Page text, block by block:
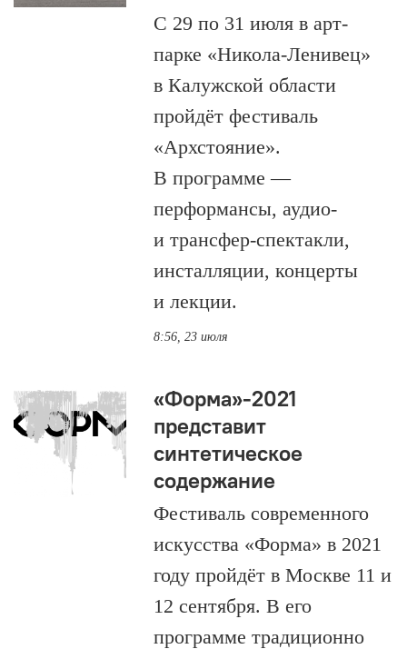
С 29 по 31 июля в арт-
парке «Никола-Ленивец»
в Калужской области
пройдёт фестиваль
«Архстояние».
В программе —
перформансы, аудио-
и трансфер-спектакли,
инсталляции, концерты
и лекции.
8:56, 23 июля
«Форма»-2021
представит
синтетическое
содержание
Фестиваль современного
искусства «Форма» в 2021
году пройдёт в Москве 11 и
12 сентября. В его
программе традиционно